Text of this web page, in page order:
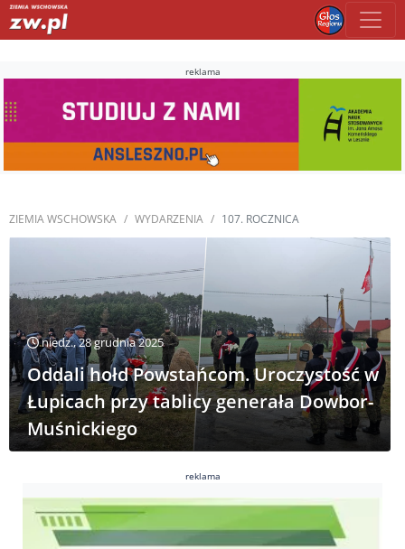
reklama
ZIEMIA WSCHOWSKA WYDARZENIA 107. ROCZNICA
niedz., 28 grudnia 2025
Oddali hołd Powstańcom. Uroczystość w
Łupicach przy tablicy generała Dowbor-
Muśnickiego
reklama